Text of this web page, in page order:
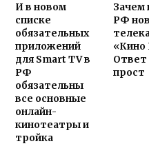
И в новом
списке
обязательных
приложений
для Smart TV в
РФ
обязательны
все основные
онлайн-
кинотеатры и
тройка
Зачем
РФ
«Кино
Ответ
прост